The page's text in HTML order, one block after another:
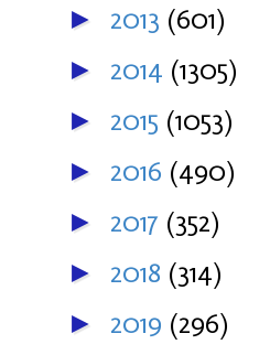
► 2013 (601)
► 2014 (1305)
► 2015 (1053)
► 2016 (490)
► 2017 (352)
► 2018 (314)
► 2019 (296)